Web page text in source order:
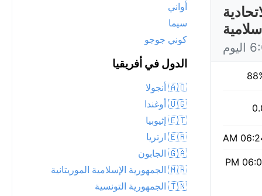
06:24
06:01
أواني
سيما
كوني جوجو
الدول في أفريقيا
🇦🇴 أنجولا
🇺🇬 أوغندا
🇪🇹 إثيوبيا
🇪🇷 ارتريا
🇬🇦 الجابون
🇲🇷 الجمهورية الإسلامية الموريتانية
🇹🇳 الجمهورية التونسية